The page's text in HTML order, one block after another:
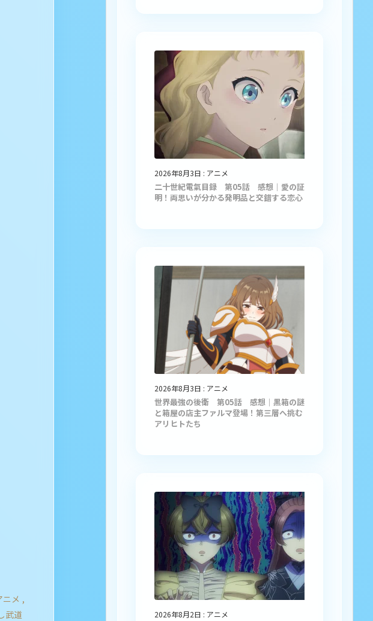
ニメ ,
武道
2026年8月3日 : アニメ
二十世紀電氣目録 第05話 感想｜愛の証
明！両思いが分かる発明品と交錯する恋心
2026年8月3日 : アニメ
世界最強の後衛 第05話 感想｜黒箱の謎
と箱屋の店主ファルマ登場！第三層へ挑む
アリヒトたち
2026年8月2日 : アニメ